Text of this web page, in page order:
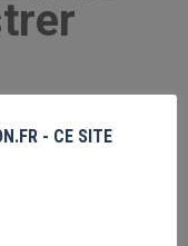
- CE SITE